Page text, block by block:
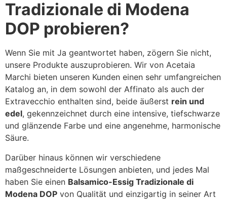
Tradizionale di Modena
DOP probieren?
Wenn Sie mit Ja geantwortet haben, zögern Sie nicht,
unsere Produkte auszuprobieren. Wir von Acetaia
Marchi bieten unseren Kunden einen sehr umfangreichen
Katalog an, in dem sowohl der Affinato als auch der
Extravecchio enthalten sind, beide äußerst rein und
edel, gekennzeichnet durch eine intensive, tiefschwarze
und glänzende Farbe und eine angenehme, harmonische
Säure.
Darüber hinaus können wir verschiedene
maßgeschneiderte Lösungen anbieten, und jedes Mal
haben Sie einen Balsamico-Essig Tradizionale di
Modena DOP von Qualität und einzigartig in seiner Art